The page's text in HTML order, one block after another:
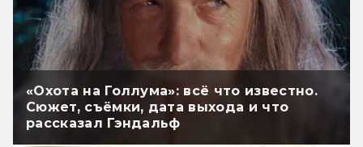
«Охота на Голлума»: всё что известно.
Сюжет, съёмки, дата выхода и что
рассказал Гэндальф